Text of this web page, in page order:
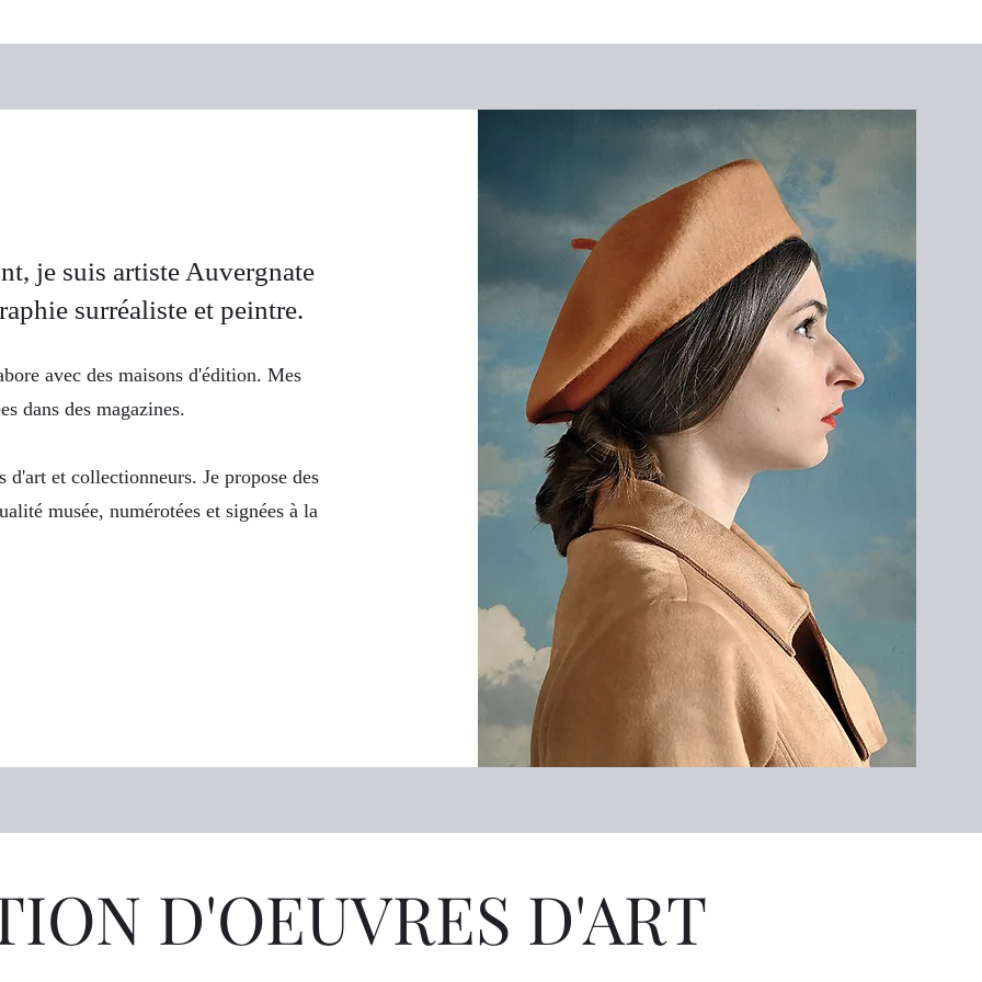
je suis artiste Auvergnate
surréaliste et peintre.
avec des maisons d'édition. Mes
dans des magazines.
d'art et collectionneurs. Je propose des
musée, numérotées et signées à la
D'OEUVRES D'ART